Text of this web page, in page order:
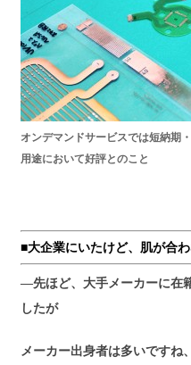
オンデマンドサービスでは短納期
用途において好評とのこと
■大企業にいたけど、肌が合
―先ほど、大手メーカーに在
したが
メーカー出身者は多いですね